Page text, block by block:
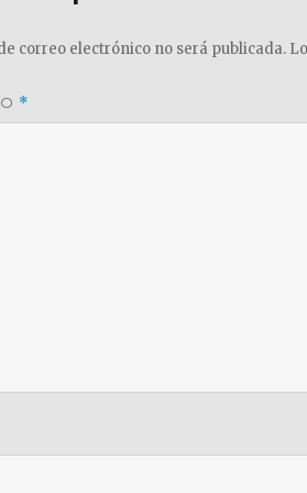
correo electrónico no será publicada.
*